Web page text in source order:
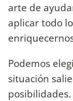
arte de
aplicar todo
Podemos
situación